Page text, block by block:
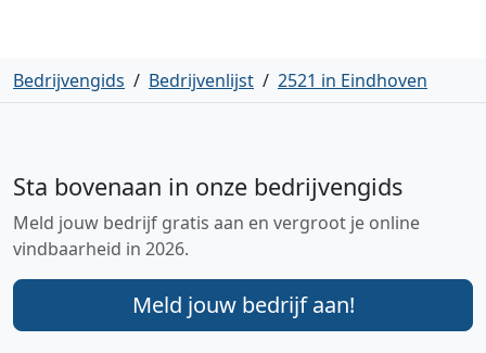
Bedrijvengids / Bedrijvenlijst / 2521 in Eindhoven
Sta bovenaan in onze bedrijvengids
Meld jouw bedrijf gratis aan en vergroot je online
vindbaarheid in 2026.
Meld jouw bedrijf aan!